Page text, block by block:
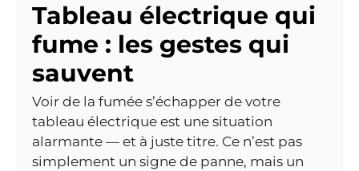
Tableau électrique qui
fume : les gestes qui
sauvent
Voir de la fumée s’échapper de votre
tableau électrique est une situation
alarmante — et à juste titre. Ce n’est pas
simplement un signe de panne, mais un